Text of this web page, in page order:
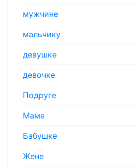
мужчине
мальчику
девушке
девочке
Подруге
Маме
Бабушке
Жене